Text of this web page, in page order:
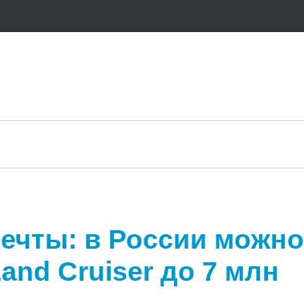
в России можно
Cruiser до 7 млн